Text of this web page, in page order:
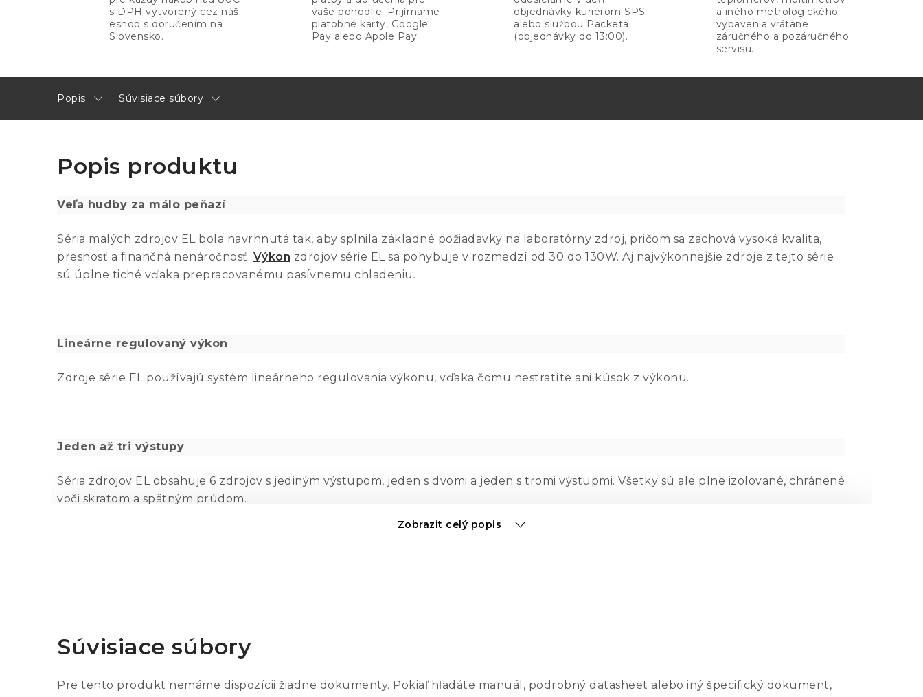
s DPH vytvorený cez náš
eshop s doručením na
Slovensko.
vaše pohodlie. Prijímame
platobné karty, Google
Pay alebo Apple Pay.
objednávky kuriérom SPS
alebo službou Packeta
(objednávky do 13:00).
a iného metrologického
vybavenia vrátane
záručného a pozáručného
servisu.
Popis Súvisiace súbory
Popis produktu
Veľa hudby za málo peňazí
Séria malých zdrojov EL bola navrhnutá tak, aby splnila základné požiadavky na laboratórny zdroj, pričom sa zachová vysoká kvalita,
presnosť a finančná nenáročnosť. Výkon zdrojov série EL sa pohybuje v rozmedzí od 30 do 130W. Aj najvýkonnejšie zdroje z tejto série
sú úplne tiché vďaka prepracovanému pasívnemu chladeniu.
Lineárne regulovaný výkon
Zdroje série EL používajú systém lineárneho regulovania výkonu, vďaka čomu nestratíte ani kúsok z výkonu.
Jeden až tri výstupy
Séria zdrojov EL obsahuje 6 zdrojov s jediným výstupom, jeden s dvomi a jeden s tromi výstupmi. Všetky sú ale plne izolované, chránené
voči skratom a spätným prúdom.
Režim Konštatnýprúd/napäties automatickým cross-overom a zobrazením
Zobrazit celý popis
Súvisiace súbory
Pre tento produkt nemáme dispozícii žiadne dokumenty. Pokiaľ hľadáte manuál, podrobný datasheet alebo iný špecifický dokument,